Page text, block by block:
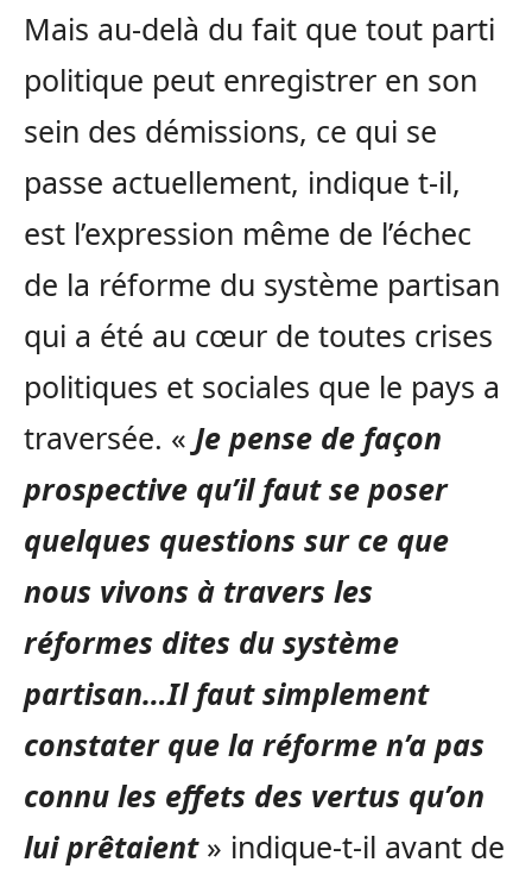
Mais au-delà du fait que tout parti
politique peut enregistrer en son
sein des démissions, ce qui se
passe actuellement, indique t-il,
est l’expression même de l’échec
de la réforme du système partisan
qui a été au cœur de toutes crises
politiques et sociales que le pays a
traversée. « Je pense de façon
prospective qu’il faut se poser
quelques questions sur ce que
nous vivons à travers les
réformes dites du système
partisan…Il faut simplement
constater que la réforme n’a pas
connu les effets des vertus qu’on
lui prêtaient» indique-t-il avant de